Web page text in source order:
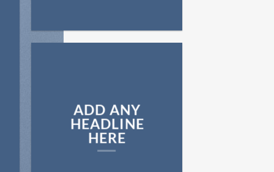
ADD ANY
HEADLINE
HERE